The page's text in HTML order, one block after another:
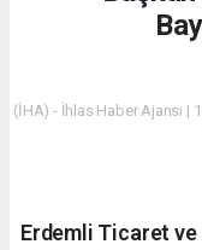
(İHA) - İhlas Haber Ajansı |
Erdemli Ticaret ve